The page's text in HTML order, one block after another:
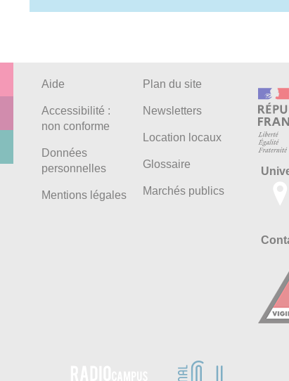
Aide
Accessibilité :
non conforme
Données
personnelles
Mentions légales
Plan du site
Newsletters
Location locaux
Glossaire
Marchés publics